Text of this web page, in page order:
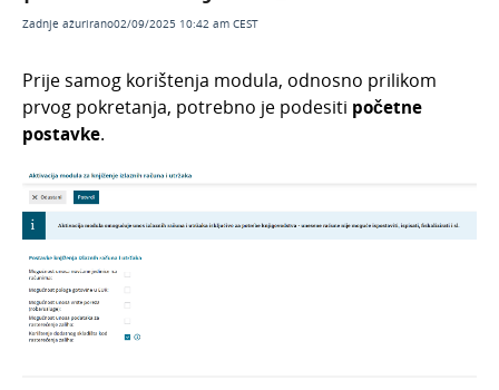
Unos knjiženja izlaznog računa
Unos knjiženja konačnog računa s vezom na
predujam
Unos knjiženja dnevnog utrška s razduženjem
Masovne obrade
Uvoz izlaznih računa u modul KIR
Porez na potrošnju
Obračun PDV-a
Osnovna sredstva
Zadnje ažurirano02/09/2025 10:42 am CEST
Prije samog korištenja modula, odnosno prilikom
prvog pokretanja, potrebno je podesiti početne
postavke.